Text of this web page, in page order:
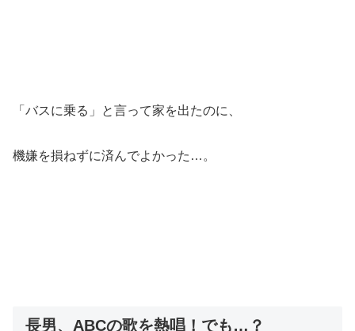
「バスに乗る」と言って家を出たのに、
機嫌を損ねずに済んでよかった…。
長男、ABCの歌を熱唱！でも…？